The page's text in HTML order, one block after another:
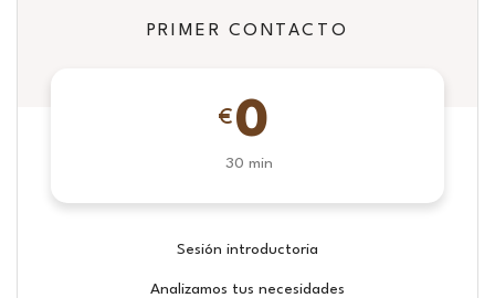
PRIMER CONTACTO
€ 0
30 min
Sesión introductoria
Analizamos tus necesidades